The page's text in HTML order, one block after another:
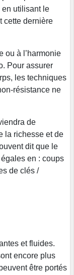
en utilisant le
cette dernière
ou à l’harmonie
Pour assurer
les techniques
résistance ne
de
la richesse et de
dit que le
en : coups
de clés /
et fluides.
encore plus
être portés